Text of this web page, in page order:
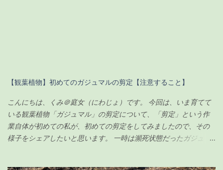
【観葉植物】初めてのガジュマルの剪定【注意すること】
こんにちは、くみ＠庭女（にわじょ）です。 今回は、いま育てて
いる観葉植物「ガジュマル」の剪定について、「剪定」という作
業自体が初めての私が、初めての剪定をしてみましたので、その
様子をシェアしたいと思います。 一時は瀕死状態だったガジュマ